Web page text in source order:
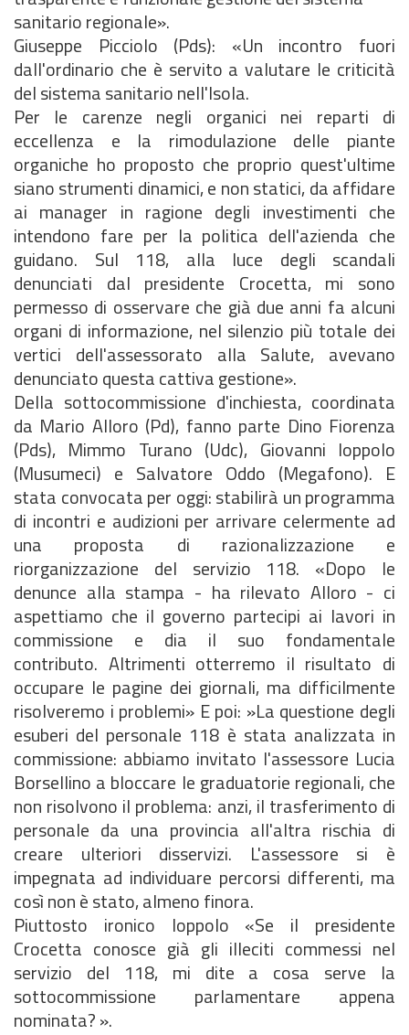
sanitario regionale».
Giuseppe Picciolo (Pds): «Un incontro fuori
dall'ordinario che è servito a valutare le criticità
del sistema sanitario nell'Isola.
Per le carenze negli organici nei reparti di
eccellenza e la rimodulazione delle piante
organiche ho proposto che proprio quest'ultime
siano strumenti dinamici, e non statici, da affidare
ai manager in ragione degli investimenti che
intendono fare per la politica dell'azienda che
guidano. Sul 118, alla luce degli scandali
denunciati dal presidente Crocetta, mi sono
permesso di osservare che già due anni fa alcuni
organi di informazione, nel silenzio più totale dei
vertici dell'assessorato alla Salute, avevano
denunciato questa cattiva gestione».
Della sottocommissione d'inchiesta, coordinata
da Mario Alloro (Pd), fanno parte Dino Fiorenza
(Pds), Mimmo Turano (Udc), Giovanni Ioppolo
(Musumeci) e Salvatore Oddo (Megafono). E
stata convocata per oggi: stabilirà un programma
di incontri e audizioni per arrivare celermente ad
una proposta di razionalizzazione e
riorganizzazione del servizio 118. «Dopo le
denunce alla stampa - ha rilevato Alloro - ci
aspettiamo che il governo partecipi ai lavori in
commissione e dia il suo fondamentale
contributo. Altrimenti otterremo il risultato di
occupare le pagine dei giornali, ma difficilmente
risolveremo i problemi» E poi: »La questione degli
esuberi del personale 118 è stata analizzata in
commissione: abbiamo invitato l'assessore Lucia
Borsellino a bloccare le graduatorie regionali, che
non risolvono il problema: anzi, il trasferimento di
personale da una provincia all'altra rischia di
creare ulteriori disservizi. L'assessore si è
impegnata ad individuare percorsi differenti, ma
così non è stato, almeno finora.
Piuttosto ironico Ioppolo «Se il presidente
Crocetta conosce già gli illeciti commessi nel
servizio del 118, mi dite a cosa serve la
sottocommissione parlamentare appena
nominata? ».